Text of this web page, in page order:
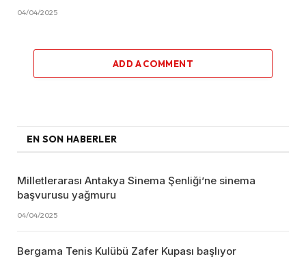
04/04/2025
ADD A COMMENT
EN SON HABERLER
Milletlerarası Antakya Sinema Şenliği’ne sinema
başvurusu yağmuru
04/04/2025
Bergama Tenis Kulübü Zafer Kupası başlıyor